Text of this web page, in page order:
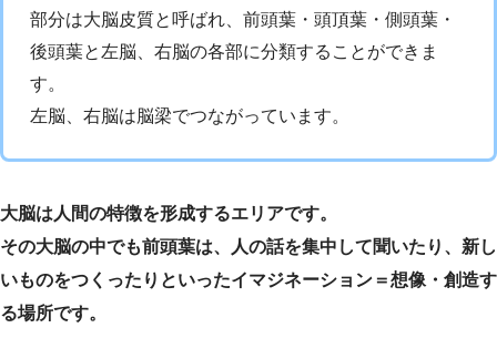
部分は大脳皮質と呼ばれ、前頭葉・頭頂葉・側頭葉・
後頭葉と左脳、右脳の各部に分類することができま
す。
左脳、右脳は脳梁でつながっています。
大脳は人間の特徴を形成するエリアです。
その大脳の中でも前頭葉は、人の話を集中して聞いたり、新し
いものをつくったりといったイマジネーション＝想像・創造す
る場所です。